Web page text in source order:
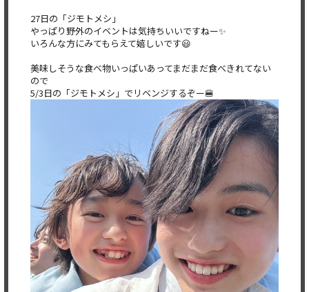
27日の「ジモトメシ」
やっぱり野外のイベントは気持ちいいですねー✨
いろんな方にみてもらえて嬉しいです😃
美味しそうな食べ物いっぱいあってまだまだ食べきれてない
ので
5/3日の「ジモトメシ」でリベンジするぞー🍔